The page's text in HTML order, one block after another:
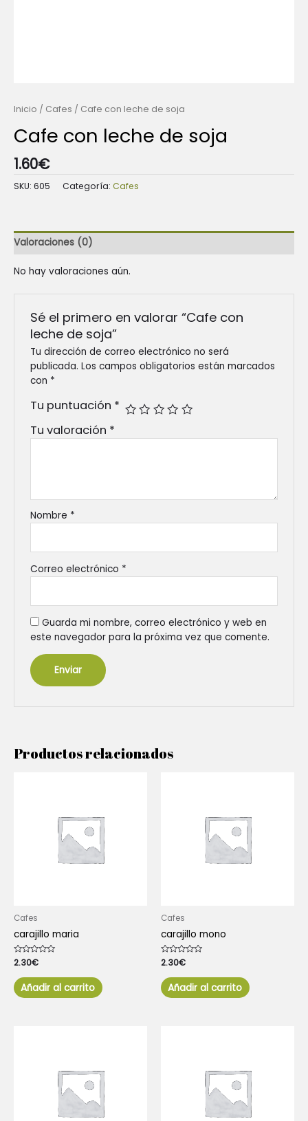
Inicio / Cafes / Cafe con leche de soja
Cafe con leche de soja
1.60€
SKU: 605 Categoría: Cafes
Valoraciones (0)
No hay valoraciones aún.
Sé el primero en valorar “Cafe con
leche de soja”
Tu dirección de correo electrónico no será
publicada. Los campos obligatorios están marcados
con *
Tu puntuación *
Tu valoración *
Nombre *
Correo electrónico *
Guarda mi nombre, correo electrónico y web en
este navegador para la próxima vez que comente.
Productos relacionados
Cafes
carajillo maria
Valorado
con
de
5
2.30€
Añadir al carrito
Cafes
carajillo mono
Valorado
con
de
5
2.30€
Añadir al carrito